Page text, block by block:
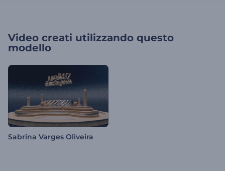
Video creati utilizzando questo
modello
Sabrina Varges Oliveira